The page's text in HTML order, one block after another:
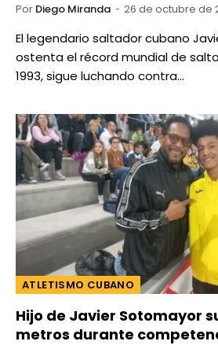
Por Diego Miranda 26 de octubre de
El legendario saltador cubano
ostenta el récord mundial de
1993, sigue luchando contra…
ATLETISMO CUBANO
Hijo de Javier Sotomayor
metros durante